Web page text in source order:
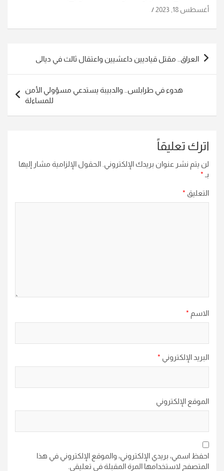
أغسطس 18, 2023
تصفّح
المقالات
العراق.. مقتل قياديين داعشيين واعتقال ثالث في ديالى
هدوء في طرابلس.. والدبيبة يستدعي مسؤولي الأمن
للمساءلة
اترك تعليقاً
لن يتم نشر عنوان بريدك الإلكتروني. الحقول الإلزامية مشار إليها
بـ *
التعليق *
الاسم *
البريد الإلكتروني *
الموقع الإلكتروني
احفظ اسمي، بريدي الإلكتروني، والموقع الإلكتروني في هذا
المتصفح لاستخدامها المرة المقبلة في تعليقي.